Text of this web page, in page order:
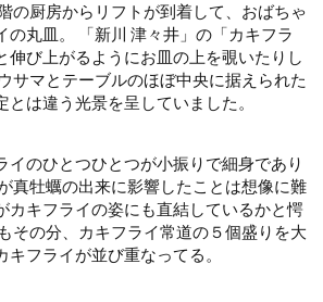
の厨房からリフトが到着して、おばちゃ
の丸皿。 「新川 津々井」の「カキフラ
伸び上がるようにお皿の上を覗いたりし
サマとテーブルのほぼ中央に据えられた
は違う光景を呈していました。
イのひとつひとつが小振りで細身であり
真牡蠣の出来に影響したことは想像に難
カキフライの姿にも直結しているかと愕
その分、カキフライ常道の５個盛りを大
フライが並び重なってる。